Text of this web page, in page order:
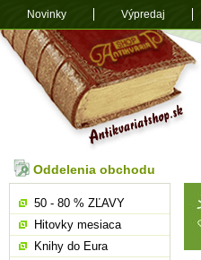
Oddelenia obchodu
50 - 80 % ZĽAVY
Hitovky mesiaca
Knihy do Eura
Novinky Výpredaj